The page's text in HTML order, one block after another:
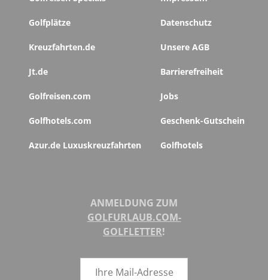
Golfplätze
Kreuzfahrten.de
Jt.de
Golfreisen.com
Golfhotels.com
Azur.de Luxuskreuzfahrten
Datenschutz
Unsere AGB
Barrierefreiheit
Jobs
Geschenk-Gutschein
Golfhotels
ANMELDUNG ZUM
GOLFURLAUB.COM-
GOLFLETTER!